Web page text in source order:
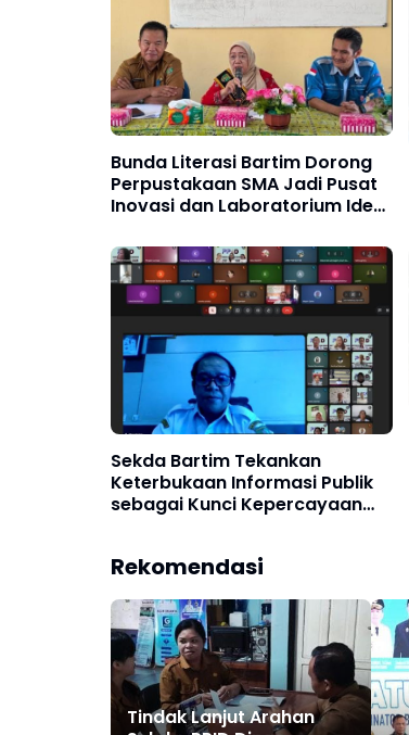
Bunda Literasi Bartim Dorong
Perpustakaan SMA Jadi Pusat
Inovasi dan Laboratorium Ide
Sekda Bartim Tekankan
Keterbukaan Informasi Publik
sebagai Kunci Kepercayaan
Rekomendasi
Tindak Lanjut Arahan